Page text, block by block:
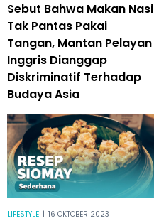
Sebut Bahwa Makan Nasi
Tak Pantas Pakai
Tangan, Mantan Pelayan
Inggris Dianggap
Diskriminatif Terhadap
Budaya Asia
LIFESTYLE | 16 OKTOBER 2023